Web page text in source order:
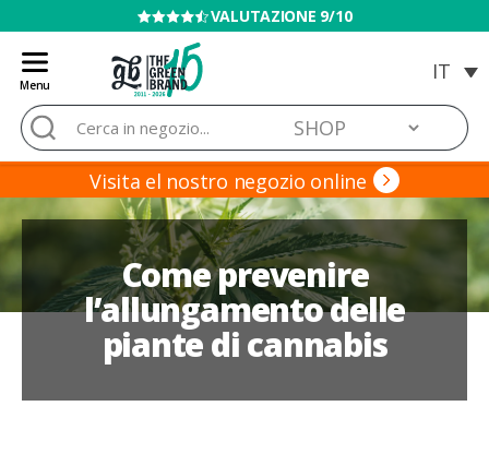
VENDITA VIETATA AI MINORI
Menu
Blog
de
Grow
Barato
Cerca:
Visita el nostro negozio online
Come prevenire
l’allungamento delle
piante di cannabis